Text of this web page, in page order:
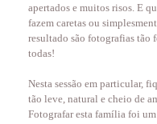
apertados e muitos risos. E
fazem caretas ou
resultado são fotografias tão
todas!
Nesta sessão em particular,
tão leve, natural e cheio de
Fotografar esta família foi